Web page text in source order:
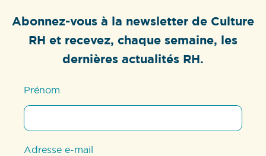
Abonnez-vous à la newsletter de Culture
RH et recevez, chaque semaine, les
dernières actualités RH.
Prénom
Adresse e-mail